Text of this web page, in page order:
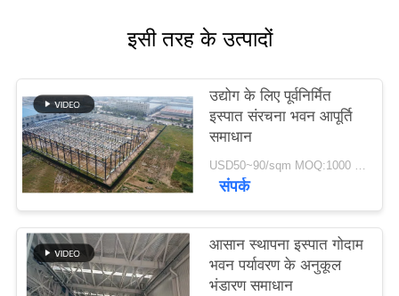
मामले
साइटमैप
गोपनीयता
नीति
इसी तरह के उत्पादों
उद्योग के लिए पूर्वनिर्मित
इस्पात संरचना भवन आपूर्ति
समाधान
USD50~90/sqm MOQ:1000 वर्गमीटर
संपर्क
आसान स्थापना इस्पात गोदाम
भवन पर्यावरण के अनुकूल
भंडारण समाधान